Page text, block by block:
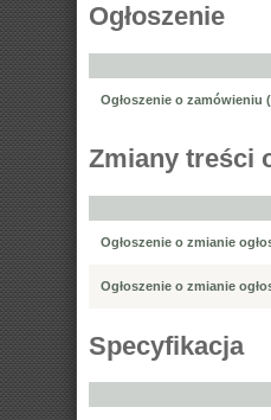
Ogłoszenie
Ogłoszenie o zamówieniu
Zmiany treści
Ogłoszenie o zmianie
Ogłoszenie o zmianie
Specyfikacja